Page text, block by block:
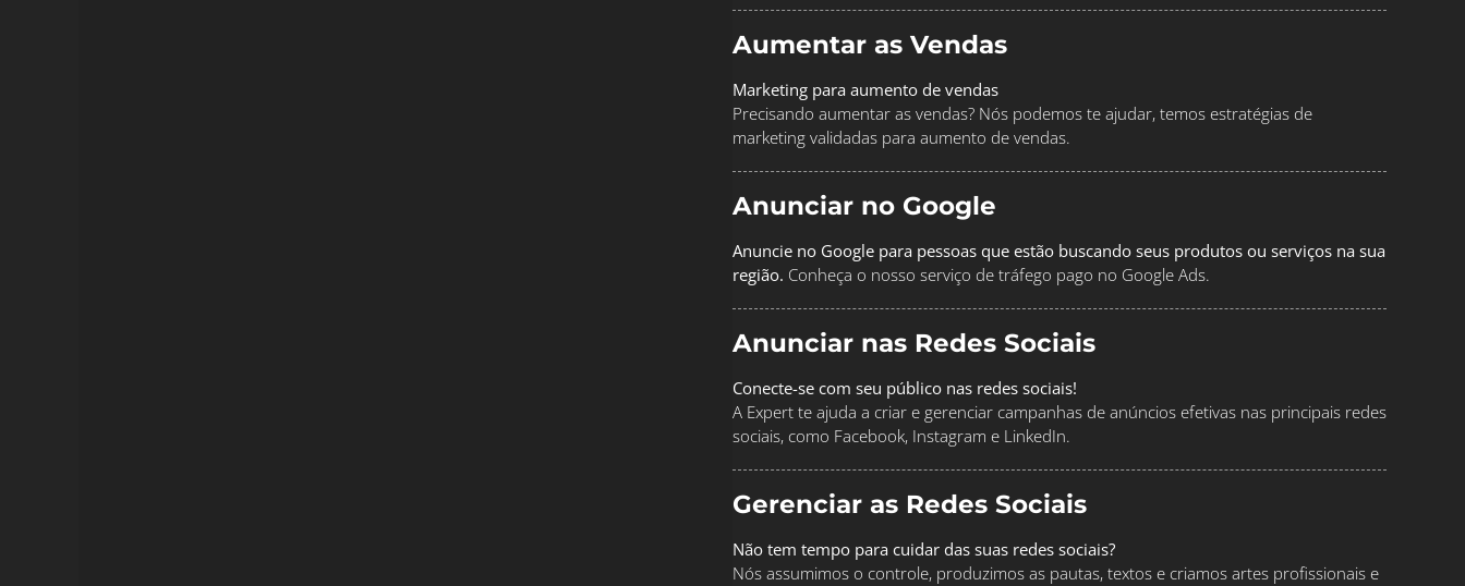
Aumentar as Vendas
Marketing para aumento de vendas
Precisando aumentar as vendas? Nós podemos te ajudar, temos estratégias de
marketing validadas para aumento de vendas.
Anunciar no Google
Anuncie no Google para pessoas que estão buscando seus produtos ou serviços na sua
região. Conheça o nosso serviço de tráfego pago no Google Ads.
Anunciar nas Redes Sociais
Conecte-se com seu público nas redes sociais!
A Expert te ajuda a criar e gerenciar campanhas de anúncios efetivas nas principais redes
sociais, como Facebook, Instagram e LinkedIn.
Gerenciar as Redes Sociais
Não tem tempo para cuidar das suas redes sociais?
Nós assumimos o controle, produzimos as pautas, textos e criamos artes profissionais e